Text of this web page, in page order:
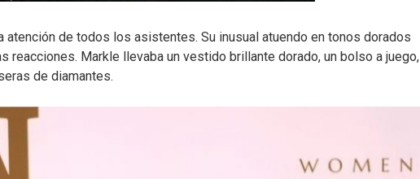
atención de todos los asistentes. Su inusual atuendo en tonos dorados
reacciones. Markle llevaba un vestido brillante dorado, un bolso a juego,
de diamantes.